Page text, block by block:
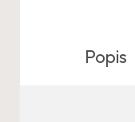
Popis